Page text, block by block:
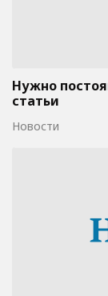
Нужно
статьи
Новости